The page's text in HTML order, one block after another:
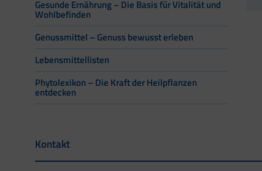
Gesunde Ernährung – Die Basis für Vitalität und
Wohlbefinden
Genussmittel – Genuss bewusst erleben
Lebensmittellisten
Phytolexikon – Die Kraft der Heilpflanzen
entdecken
Kontakt